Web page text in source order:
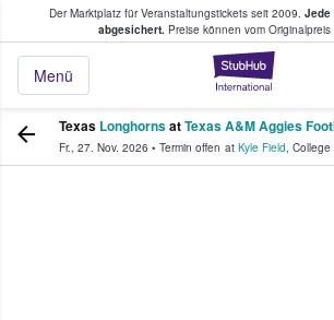
Der Marktplatz für Veranstaltungstickets seit 2009. Jede
abgesichert.Preise können vom Originalpreis
Menü
Tickets kaufen &
Texas LonghornsatTexas A&M Aggies
Fr., 27. Nov. 2026 • Termin offen at Kyle Field, College